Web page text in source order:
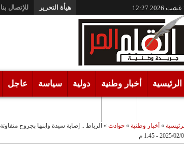
12:27 هيأة التحرير للإتصال بنا
الرئيسية أخبار وطنية دولية سياسة عاجل
» أخبار وطنية» حوادث» الرباط .. إصابة سيدة وابنها بجروح
02/03 - 1:45 م